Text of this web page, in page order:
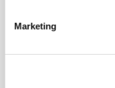
Marketing